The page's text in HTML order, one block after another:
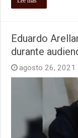
Eduardo
durante
agosto 26, 2021